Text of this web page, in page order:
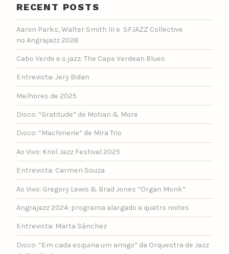
RECENT POSTS
Aaron Parks, Walter Smith III e SFJAZZ Collective
no Angrajazz 2026
Cabo Verde e o jazz: The Cape Verdean Blues
Entrevista: Jery Bidan
Melhores de 2025
Disco: “Gratitude” de Motian & More
Disco: “Machinerie” de Mira Trio
Ao Vivo: Kriol Jazz Festival 2025
Entrevista: Carmen Souza
Ao Vivo: Gregory Lewis & Brad Jones “Organ Monk”
Angrajazz 2024: programa alargado a quatro noites
Entrevista: Marta Sánchez
Disco: “Em cada esquina um amigo” da Orquestra de Jazz